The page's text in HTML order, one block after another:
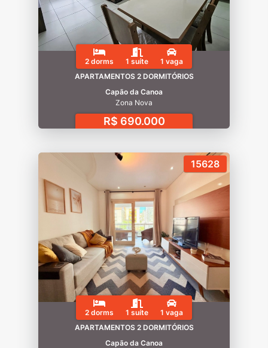
2 dorms 1 suíte
1 vaga
APARTAMENTOS 2 DORMITÓRIOS
Capão da Canoa
Zona Nova
R$ 690.000
15628
2 dorms 1 suíte
1 vaga
APARTAMENTOS 2 DORMITÓRIOS
Capão da Canoa